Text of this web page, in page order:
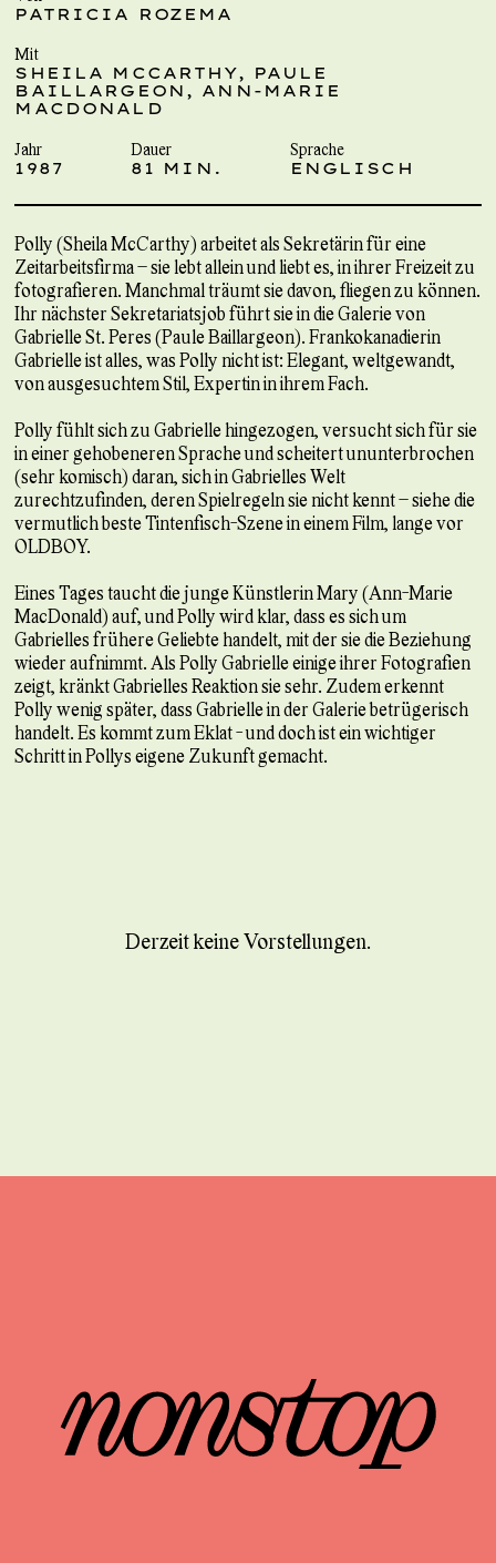
Derzeit keine Vorstellungen.
PATRICIA ROZEMA
Mit
SHEILA MCCARTHY, PAULE
BAILLARGEON, ANN-MARIE
MACDONALD
Jahr
1987
Dauer
81 MIN.
Sprache
ENGLISCH
Polly (Sheila McCarthy) arbeitet als Sekretärin für eine
Zeitarbeitsfirma – sie lebt allein und liebt es, in ihrer Freizeit zu
fotografieren. Manchmal träumt sie davon, fliegen zu können.
Ihr nächster Sekretariatsjob führt sie in die Galerie von
Gabrielle St. Peres (Paule Baillargeon). Frankokanadierin
Gabrielle ist alles, was Polly nicht ist: Elegant, weltgewandt,
von ausgesuchtem Stil, Expertin in ihrem Fach.
Polly fühlt sich zu Gabrielle hingezogen, versucht sich für sie
in einer gehobeneren Sprache und scheitert ununterbrochen
(sehr komisch) daran, sich in Gabrielles Welt
zurechtzufinden, deren Spielregeln sie nicht kennt – siehe die
vermutlich beste Tintenfisch-Szene in einem Film, lange vor
OLDBOY.
Eines Tages taucht die junge Künstlerin Mary (Ann-Marie
MacDonald) auf, und Polly wird klar, dass es sich um
Gabrielles frühere Geliebte handelt, mit der sie die Beziehung
wieder aufnimmt. Als Polly Gabrielle einige ihrer Fotografien
zeigt, kränkt Gabrielles Reaktion sie sehr. Zudem erkennt
Polly wenig später, dass Gabrielle in der Galerie betrügerisch
handelt. Es kommt zum Eklat - und doch ist ein wichtiger
Schritt in Pollys eigene Zukunft gemacht.